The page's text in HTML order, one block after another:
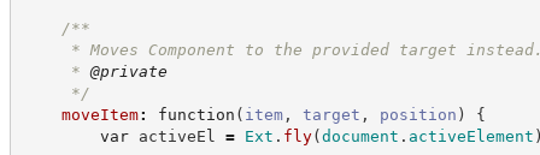
/**
* Moves Component to the provided target
* @private
*/
moveItem: function ( item, target , position )
{
var activeEl = Ext . fly(document . activeElement